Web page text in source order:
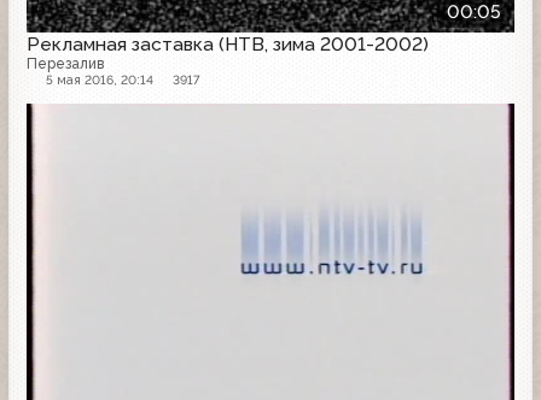
00:05
Рекламная заставка (НТВ, зима 2001-2002)
Перезалив
5 мая 2016, 20:14 3917